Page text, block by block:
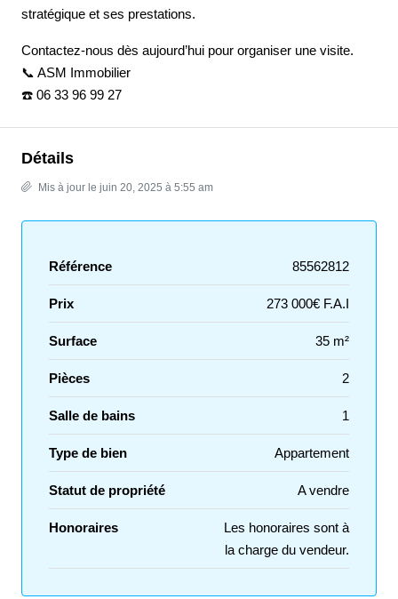
stratégique et ses prestations.
Contactez-nous dès aujourd’hui pour organiser une visite.
📞 ASM Immobilier
☎️ 06 33 96 99 27
Détails
Mis à jour le juin 20, 2025 à 5:55 am
Référence 85562812
Prix 273 000€ F.A.I
Surface 35 m²
Pièces 2
Salle de bains 1
Type de bien Appartement
Statut de propriété A vendre
Honoraires
Les honoraires sont à
la charge du vendeur.